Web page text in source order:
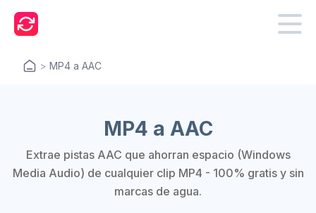
> MP4 a AAC
MP4 a AAC
Extrae pistas AAC que ahorran espacio (Windows
Media Audio) de cualquier clip MP4 - 100% gratis y sin
marcas de agua.